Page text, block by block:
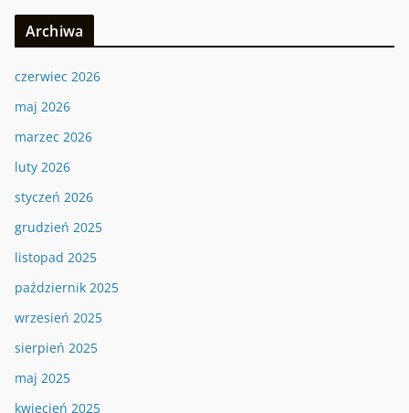
Archiwa
czerwiec 2026
maj 2026
marzec 2026
luty 2026
styczeń 2026
grudzień 2025
listopad 2025
październik 2025
wrzesień 2025
sierpień 2025
maj 2025
kwiecień 2025